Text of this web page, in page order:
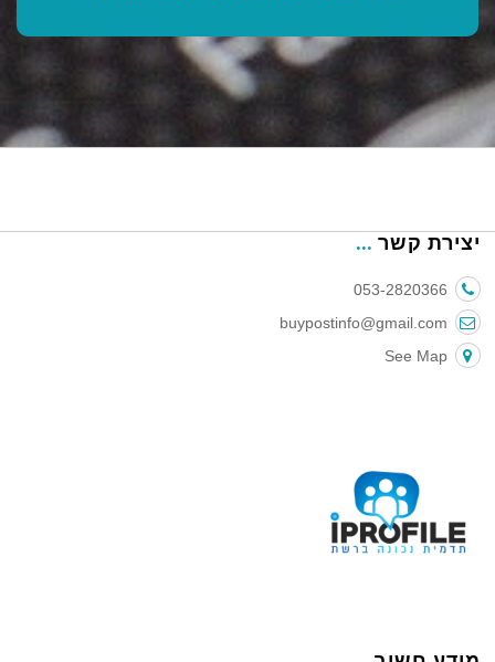
יצירת קשר
053-2820366
buypostinfo@gmail.com
See Map